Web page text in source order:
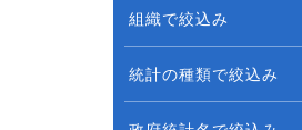
組織で絞込み
統計の種類で絞込み